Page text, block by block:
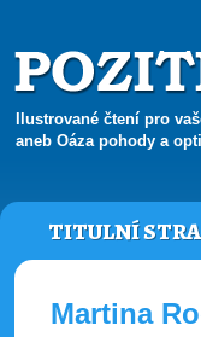
Ilustrované čtení pro
aneb Oáza pohody a
TITULNÍ
Martina